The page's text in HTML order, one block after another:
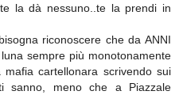
la dà nessuno..te la prendi in
riconoscere che da ANNI
sempre più monotonamente
cartellonara scrivendo sui
sanno, meno che a Piazzale